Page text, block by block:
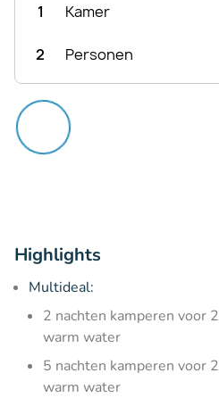
1 Kamer
2 Personen
Highlights
Multideal:
2 nachten kamperen voor
warm water
5 nachten kamperen voor
warm water